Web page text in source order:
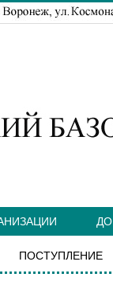
ПОСТУПЛЕНИЕ